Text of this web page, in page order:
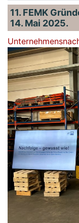
11. FEMK
14. Mai 2025.